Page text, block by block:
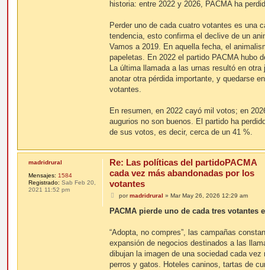
historia: entre 2022 y 2026, PACMA ha
Perder uno de cada cuatro votantes es una
tendencia, esto confirma el declive de un
Vamos a 2019. En aquella fecha, el
papeletas. En 2022 el partido PACMA hubo
La última llamada a las urnas resultó en
anotar otra pérdida importante, y quedarse
votantes.
En resumen, en 2022 cayó mil votos; en
augurios no son buenos. El partido ha
de sus votos, es decir, cerca de un 41 %.
madridrural
Mensajes: 1584
Registrado: Sab Feb 20,
2021 11:52 pm
Re: Las políticas del partidoPACMA
cada vez más abandonadas por los
votantes
M
n
pormadridrural » Mar May 26, 2026 12:29 am
PACMA pierde uno de cada tres votantes
“Adopta, no compres”, las campañas
expansión de negocios destinados a las
dibujan la imagen de una sociedad cada
perros y gatos. Hoteles caninos, tartas de